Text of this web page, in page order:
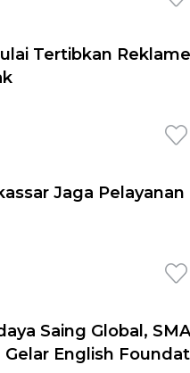
Tertibkan
Jaga
Saing Global, SMA
English